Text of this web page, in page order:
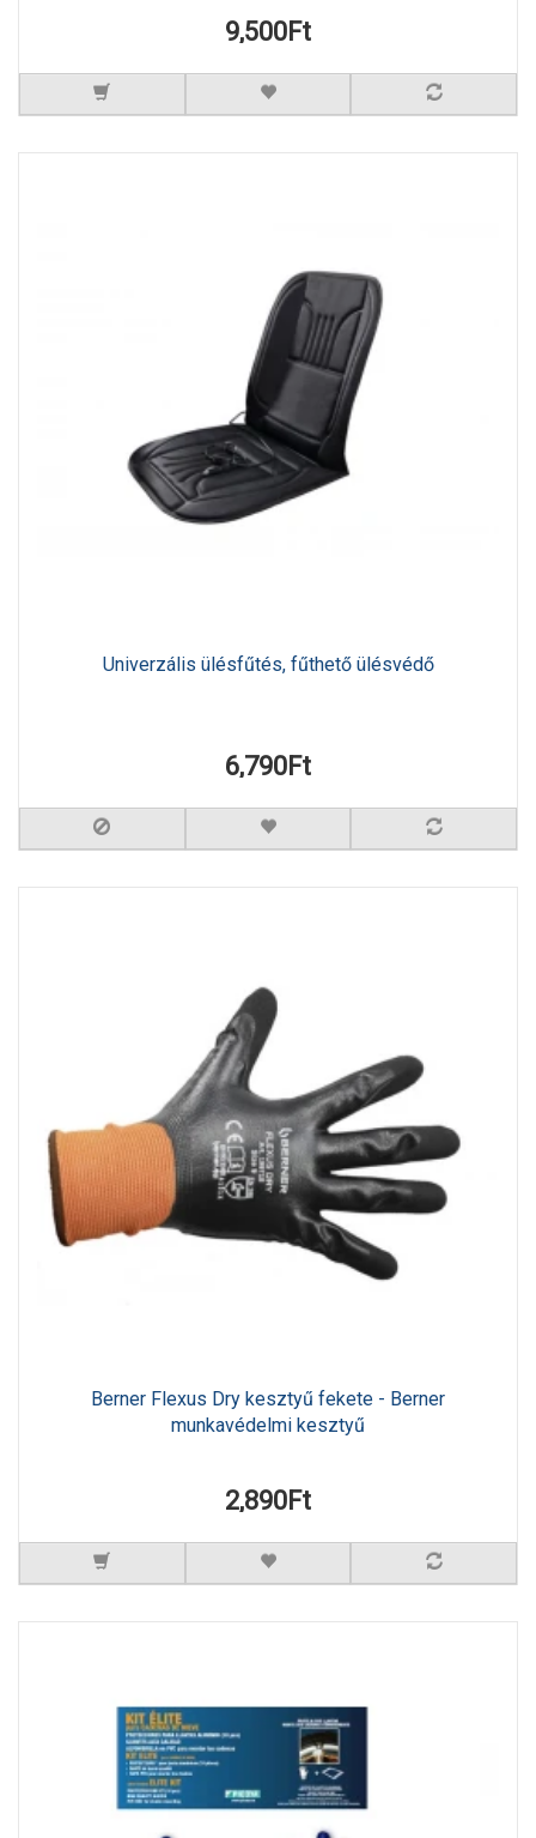
9,500Ft
Univerzális ülésfűtés, fűthető ülésvédő
6,790Ft
Berner Flexus Dry kesztyű fekete - Berner
munkavédelmi kesztyű
2,890Ft